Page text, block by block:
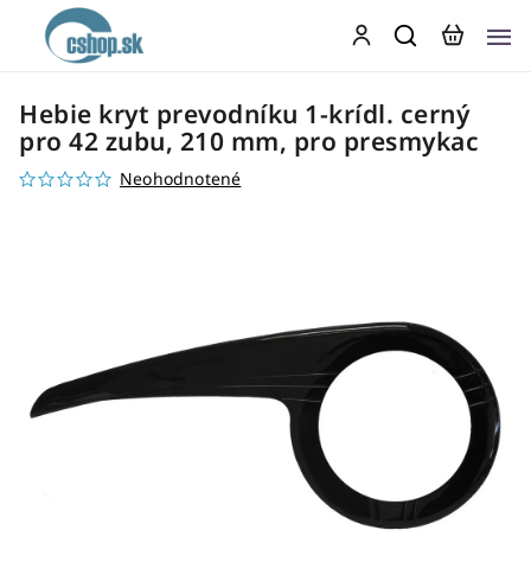
Hebie kryt prevodníku 1-krídl. cerný
pro 42 zubu, 210 mm, pro presmykac
Neohodnotené